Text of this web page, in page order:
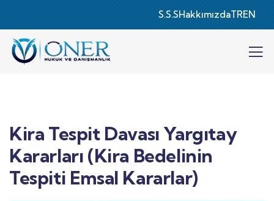
S.S.SHakkımızdaTREN
Kira Tespit Davası Yargıtay
Kararları (Kira Bedelinin
Tespiti Emsal Kararlar)